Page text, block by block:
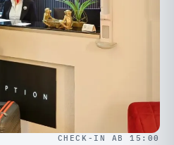
CHECK-IN AB 15:00